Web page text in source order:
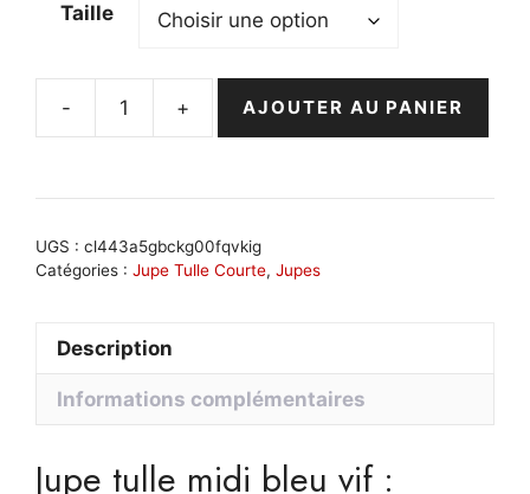
Taille
-
quantité
midi
bleu
+ AJOUTER AU PANIER
UGS : cl443a5gbckg00fqvkig
Catégories : Jupe Tulle Courte, Jupes
Description
Informations complémentaires
Jupe tulle midi bleu vif :